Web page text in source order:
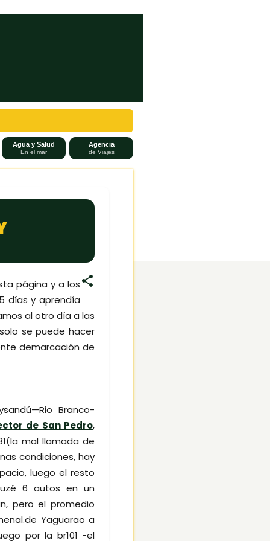
Agua y Salud
En el mar
Agencia
de Viajes
página y a los
días y aprendía
al otro día a las
se puede hacer
demarcación de
Branco-
de San Pedro,
mal llamada de
condiciones, hay
luego el resto
6 autos en un
pero el promedio
Yaguarao a
por la br101 -el